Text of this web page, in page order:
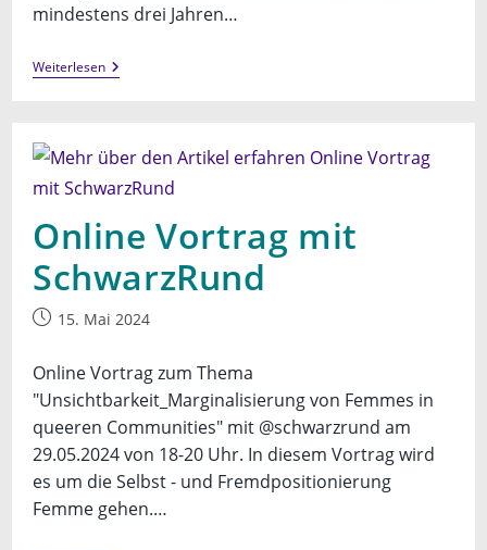
mindestens drei Jahren…
WeiterlesenAufruf
Zur
Studie
Zur
Verteilung
Load
Gleichgeschlechtlichen
Beziehungen
Online Vortrag mit
SchwarzRund
Beitrag15. Mai 2024
Online Vortrag zum Thema
"Unsichtbarkeit_Marginalisierung von Femmes in
queeren Communities" mit @schwarzrund am
29.05.2024 von 18-20 Uhr. In diesem Vortrag wird
es um die Selbst - und Fremdpositionierung
Femme gehen.…